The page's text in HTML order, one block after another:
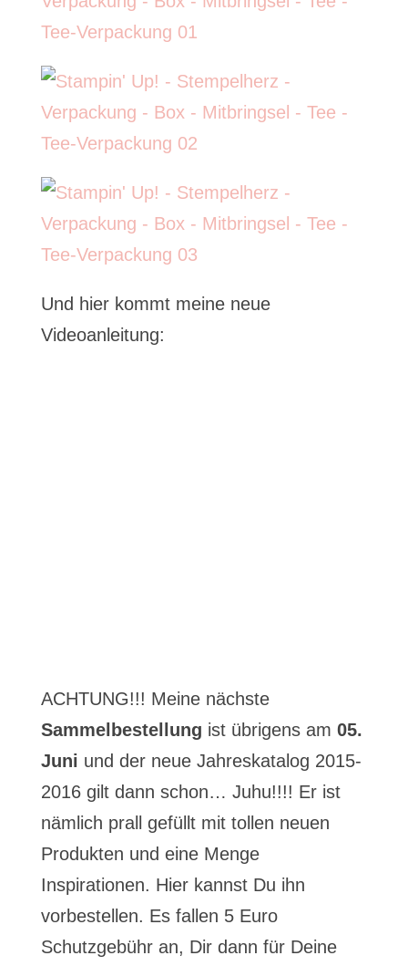
Und hier kommt meine neue
Videoanleitung:
ACHTUNG!!! Meine nächste
Sammelbestellung ist übrigens am 05.
Juni und der neue Jahreskatalog 2015-
2016 gilt dann schon… Juhu!!!! Er ist
nämlich prall gefüllt mit tollen neuen
Produkten und eine Menge
Inspirationen. Hier kannst Du ihn
vorbestellen. Es fallen 5 Euro
Schutzgebühr an, Dir dann für Deine